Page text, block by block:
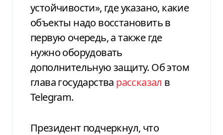
устойчивости», где указано, какие
объекты надо восстановить в
первую очередь, а также где
нужно оборудовать
дополнительную защиту. Об этом
глава государства рассказал в
Telegram.
Президент подчеркнул, что